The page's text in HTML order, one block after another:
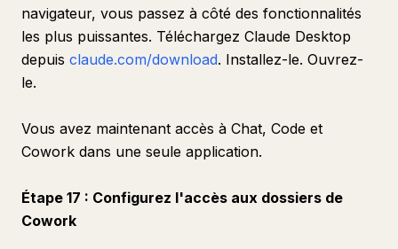
navigateur, vous passez à côté des fonctionnalités
les plus puissantes. Téléchargez Claude Desktop
depuis claude.com/download. Installez-le. Ouvrez-
le.
Vous avez maintenant accès à Chat, Code et
Cowork dans une seule application.
Étape 17 : Configurez l'accès aux dossiers de
Cowork